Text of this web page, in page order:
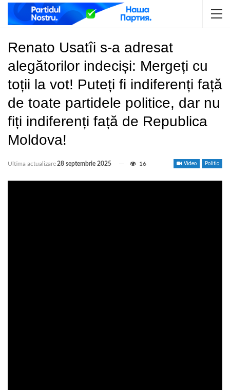
Renato Usatîi s-a adresat
alegătorilor indeciși: Mergeți cu
toții la vot! Puteți fi indiferenți față
de toate partidele politice, dar nu
fiți indiferenți față de Republica
Moldova!
Video Politic
Ultima actualizare28 septembrie 2025 16